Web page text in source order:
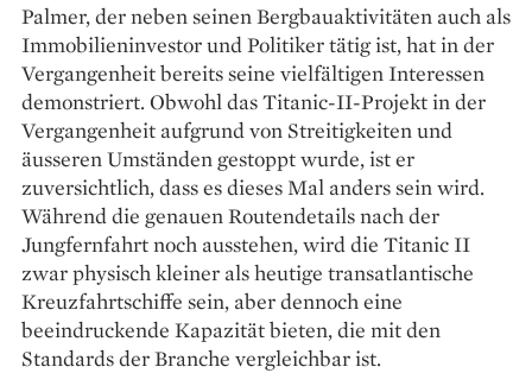
Palmer, der neben seinen Bergbauaktivitäten auch als
Immobilieninvestor und Politiker tätig ist, hat in der
Vergangenheit bereits seine vielfältigen Interessen
demonstriert. Obwohl das Titanic-II-Projekt in der
Vergangenheit aufgrund von Streitigkeiten und
äusseren Umständen gestoppt wurde, ist er
zuversichtlich, dass es dieses Mal anders sein wird.
Während die genauen Routendetails nach der
Jungfernfahrt noch ausstehen, wird die Titanic II
zwar physisch kleiner als heutige transatlantische
Kreuzfahrtschiffe sein, aber dennoch eine
beeindruckende Kapazität bieten, die mit den
Standards der Branche vergleichbar ist.